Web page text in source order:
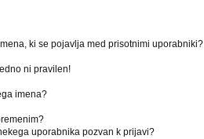
ki se pojavlja med prisotnimi uporabniki?
ni pravilen!
imena?
uporabnika pozvan k prijavi?